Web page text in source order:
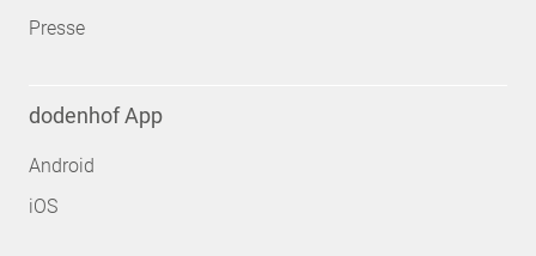
Presse
dodenhof App
Android
iOS